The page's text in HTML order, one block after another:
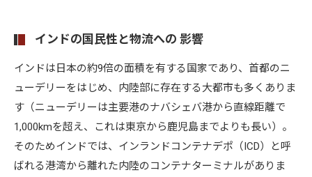
インドの国民性と物流への 影響
インドは日本の約9倍の面積を有する国家であり、首都のニ
ューデリーをはじめ、内陸部に存在する大都市も多くありま
す（ニューデリーは主要港のナバシェバ港から直線距離で
1,000kmを超え、これは東京から鹿児島までよりも長い）。
そのためインドでは、インランドコンテナデポ（ICD）と呼
ばれる港湾から離れた内陸のコンテナターミナルがありま